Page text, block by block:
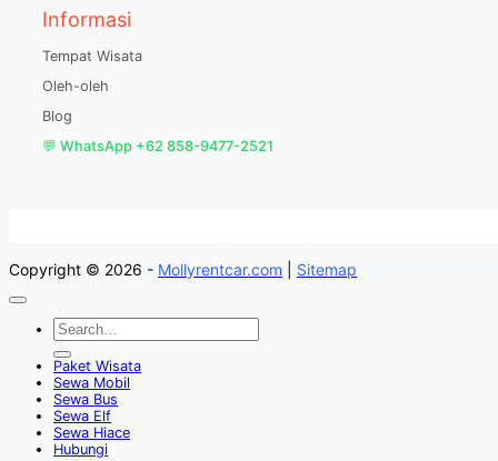
Informasi
Tempat Wisata
Oleh-oleh
Blog
💬 WhatsApp +62 858-9477-2521
Copyright © 2026 - Mollyrentcar.com Sitemap
Paket Wisata
Sewa Mobil
Sewa Bus
Sewa Elf
Sewa Hiace
Hubungi